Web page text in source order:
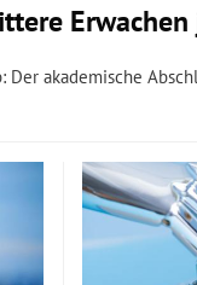
akademische